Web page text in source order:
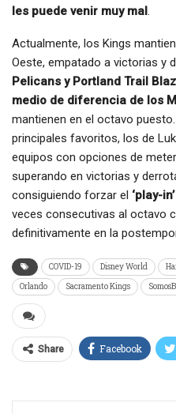
les puede venir muy mal.
Actualmente, los Kings
Oeste, empatado a victorias y
Pelicans y Portland Trail
medio de diferencia de los
mantienen en el octavo
principales favoritos, los de
equipos con opciones de
superando en victorias y
consiguiendo forzar el ‘play-in’
veces consecutivas al octavo
definitivamente en la
COVID-19 Disney World
Orlando
Sacramento Kings
Share Facebook